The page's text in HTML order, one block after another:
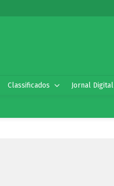
Classificados Jornal Digital